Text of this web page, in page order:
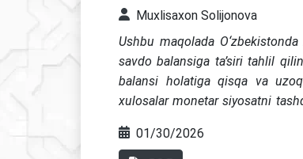
Muxlisaxon Solijonova
Ushbu maqolada
savdo balansiga ta’siri tahlil
balansi holatiga qisqa va
xulosalar monetar siyosatni
01/30/2026